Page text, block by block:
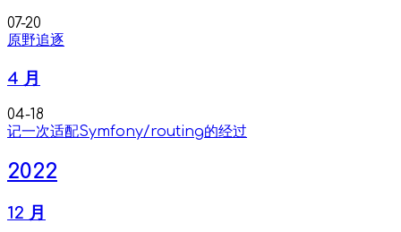
07-20
原野追逐
4 月
04-18
记一次适配Symfony/routing的经过
2022
12 月